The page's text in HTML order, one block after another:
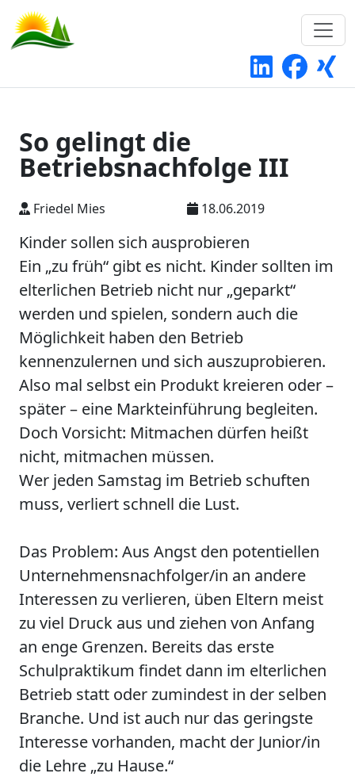
So gelingt die
Betriebsnachfolge III
Friedel Mies 18.06.2019
Kinder sollen sich ausprobieren
Ein „zu früh“ gibt es nicht. Kinder sollten im
elterlichen Betrieb nicht nur „geparkt“
werden und spielen, sondern auch die
Möglichkeit haben den Betrieb
kennenzulernen und sich auszuprobieren.
Also mal selbst ein Produkt kreieren oder –
später – eine Markteinführung begleiten.
Doch Vorsicht: Mitmachen dürfen heißt
nicht, mitmachen müssen.
Wer jeden Samstag im Betrieb schuften
muss, verliert schnell die Lust.
Das Problem: Aus Angst den potentiellen
Unternehmensnachfolger/in an andere
Interessen zu verlieren, üben Eltern meist
zu viel Druck aus und ziehen von Anfang
an enge Grenzen. Bereits das erste
Schulpraktikum findet dann im elterlichen
Betrieb statt oder zumindest in der selben
Branche. Und ist auch nur das geringste
Interesse vorhanden, macht der Junior/in
die Lehre „zu Hause.“